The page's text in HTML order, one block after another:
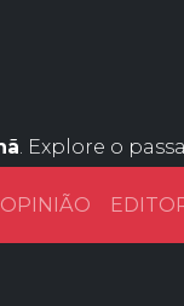
. Explore o
OPINIÃO